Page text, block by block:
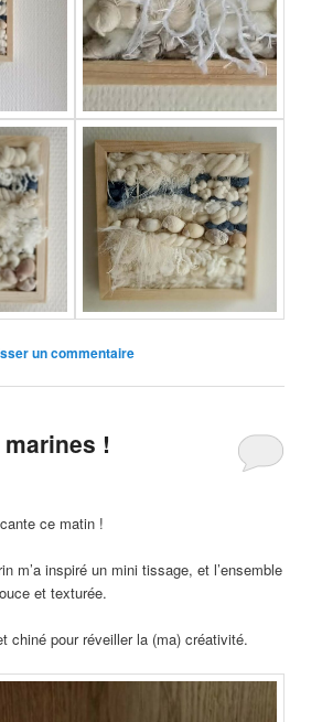
un commentaire
!
ce matin !
m’a inspiré un mini tissage, et l’ensemble
et texturée.
chiné pour réveiller la (ma) créativité.